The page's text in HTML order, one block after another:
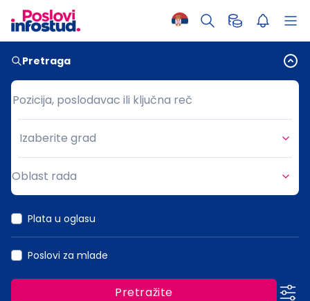
Pretraga
Pozicija, poslodavac ili ključna reč
Pozicija, poslodavac ili ključna reč
Grad
Izaberite grad
Oblast rada
Plata u oglasu
Poslovi za mlade
Pretražite